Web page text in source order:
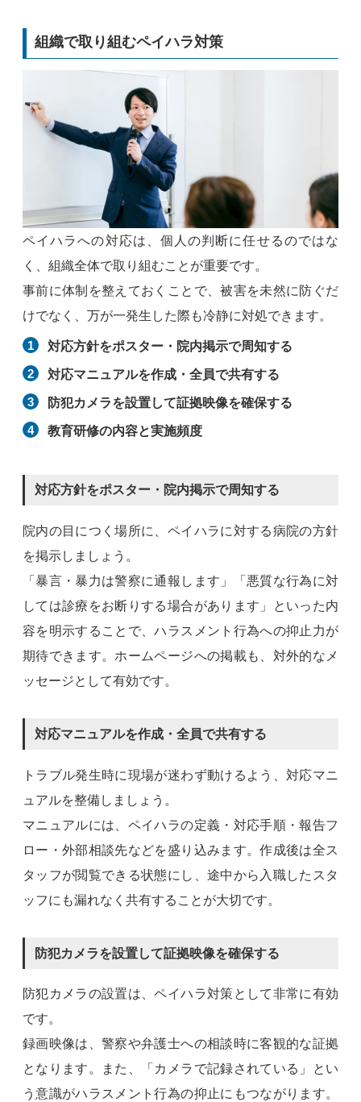
組織で取り組むペイハラ対策
ペイハラへの対応は、個人の判断に任せるのではな
く、組織全体で取り組むことが重要です。
事前に体制を整えておくことで、被害を未然に防ぐだ
けでなく、万が一発生した際も冷静に対処できます。
対応方針をポスター・院内掲示で周知する
対応マニュアルを作成・全員で共有する
防犯カメラを設置して証拠映像を確保する
教育研修の内容と実施頻度
対応方針をポスター・院内掲示で周知する
院内の目につく場所に、ペイハラに対する病院の方針
を掲示しましょう。
「暴言・暴力は警察に通報します」「悪質な行為に対
しては診療をお断りする場合があります」といった内
容を明示することで、ハラスメント行為への抑止力が
期待できます。ホームページへの掲載も、対外的なメ
ッセージとして有効です。
対応マニュアルを作成・全員で共有する
トラブル発生時に現場が迷わず動けるよう、対応マニ
ュアルを整備しましょう。
マニュアルには、ペイハラの定義・対応手順・報告フ
ロー・外部相談先などを盛り込みます。作成後は全ス
タッフが閲覧できる状態にし、途中から入職したスタ
ッフにも漏れなく共有することが大切です。
防犯カメラを設置して証拠映像を確保する
防犯カメラの設置は、ペイハラ対策として非常に有効
です。
録画映像は、警察や弁護士への相談時に客観的な証拠
となります。また、「カメラで記録されている」とい
う意識がハラスメント行為の抑止にもつながります。